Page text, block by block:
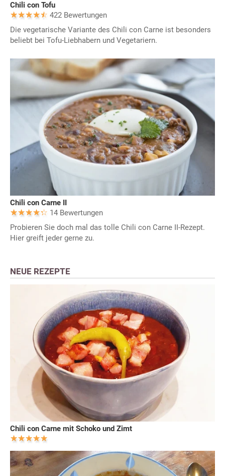
Chili con Tofu
422 Bewertungen
Die vegetarische Variante des Chili con Carne ist besonders
beliebt bei Tofu-Liebhabern und Vegetariern.
Chili con Carne II
14 Bewertungen
Probieren Sie doch mal das tolle Chili con Carne II-Rezept.
Hier greift jeder gerne zu.
NEUE REZEPTE
Chili con Carne mit Schoko und Zimt